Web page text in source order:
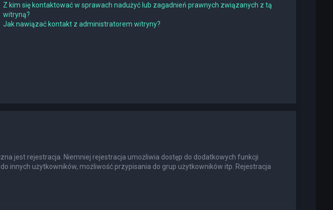
Z kim się kontaktować w sprawach nadużyć lub zagadnień prawnych związanych z tą
witryną?
Jak nawiązać kontakt z administratorem witryny?
jest rejestracja. Niemniej rejestracja umożliwia dostęp do dodatkowych funkcji
innych użytkowników, możliwość przypisania do grup użytkowników itp. Rejestracja